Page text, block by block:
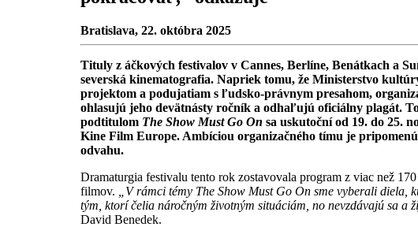
Bratislava, 22. októbra 2025
Tituly z áčkových festivalov v Cannes, Berlíne, Benátkach a
severská kinematografia. Napriek tomu, že Ministerstvo
projektom a podujatiam s ľudsko-právnym presahom,
ohlasujú jeho devätnásty ročník a odhaľujú oficiálny plagát.
podtitulom The Show Must Go On sa uskutoční od 19. do 25.
Kine Film Europe. Ambíciou organizačného tímu je
odvahu.
Dramaturgia festivalu tento rok zostavovala program z viac než
filmov.
„V rámci témy The Show Must Go On sme vyberali diela,
tým, ktorí čelia náročným životným situáciám, no nevzdávajú sa a
David Benedek.